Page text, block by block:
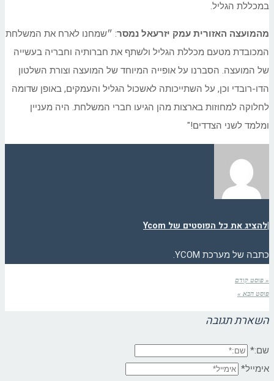
במכללת הגליל.
מהמועצה האזורית עמק יזרעאל נמסר: ״שמחנו לארח את המשלחת
המכובדת מטעם מכללת הגליל ולשתף את חברותיה וחבריה בעשייה
של המועצה. הסברנו על אופייה המיוחד של המועצה וצורת השלטון
הדו-רובדי וכן, על השתייכותה לאשכול הגליל והעמקים, באופן שדומה
לחלוקה למחוזות בארצות מהן הגיעו חברי המשלחת. היה מעניין
ומלמד לשני הצדדים!"
|להציג את כל הפוסטים של Ycom
כתבה של מערכת YCOM.
« פוסט קודם
פוסט הבא »
השארת תגובה
שם:*
אימייל*